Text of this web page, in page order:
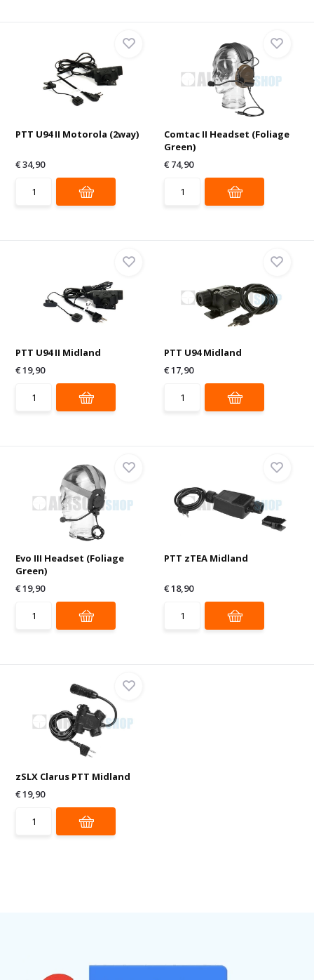
PTT U94 II Motorola (2way)
€ 34,90
Comtac II Headset (Foliage
Green)
€ 74,90
PTT U94 II Midland
€ 19,90
PTT U94 Midland
€ 17,90
Evo III Headset (Foliage
Green)
€ 19,90
PTT zTEA Midland
€ 18,90
zSLX Clarus PTT Midland
€ 19,90